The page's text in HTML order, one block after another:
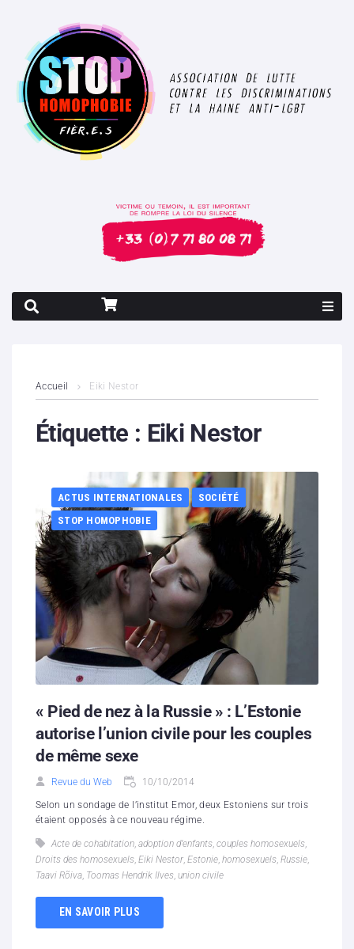
Contenus litigieux
Boutique
Partenaires
Contacts
Hébergement solidaire
Accueil Eiki Nestor
Étiquette : Eiki Nestor
ACTUS INTERNATIONALES
SOCIÉTÉ
STOP HOMOPHOBIE
« Pied de nez à la Russie » : L’Estonie
autorise l’union civile pour les couples
de même sexe
Revue du Web 10/10/2014
Selon un sondage de l’institut Emor, deux Estoniens sur trois
étaient opposés à ce nouveau régime.
Acte de cohabitation adoption d’enfants couples homosexuels
Droits des homosexuels Eiki Nestor Estonie homosexuels Russie
Taavi Rõiva Toomas Hendrik Ilves union civile
EN SAVOIR PLUS